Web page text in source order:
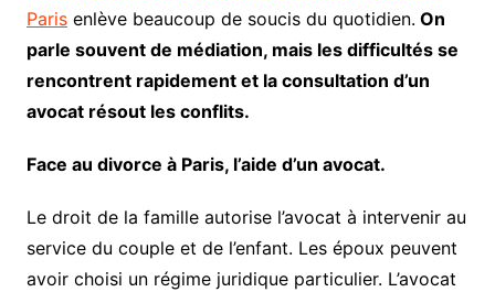
Parisenlève beaucoup de soucis du quotidien. On
parle souvent de médiation, mais les difficultés se
rencontrent rapidement et la consultation d’un
avocat résout les conflits.
Face au divorce à Paris, l’aide d’un avocat.
Le droit de la famille autorise l’avocat à intervenir au
service du couple et de l’enfant. Les époux peuvent
avoir choisi un régime juridique particulier. L’avocat